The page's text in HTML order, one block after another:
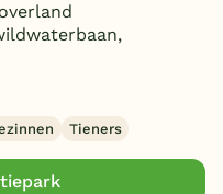
Tieners